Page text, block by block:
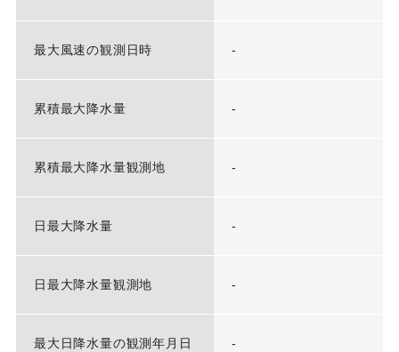
最大風速の観測日時 -
累積最大降水量 -
累積最大降水量観測地 -
日最大降水量 -
日最大降水量観測地 -
最大日降水量の観測年月日 -